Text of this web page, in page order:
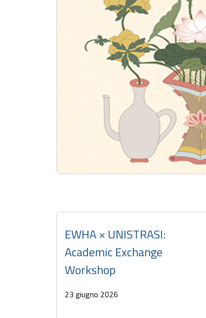
EWHA × UNISTRASI:
Academic Exchange
Workshop
23 giugno 2026